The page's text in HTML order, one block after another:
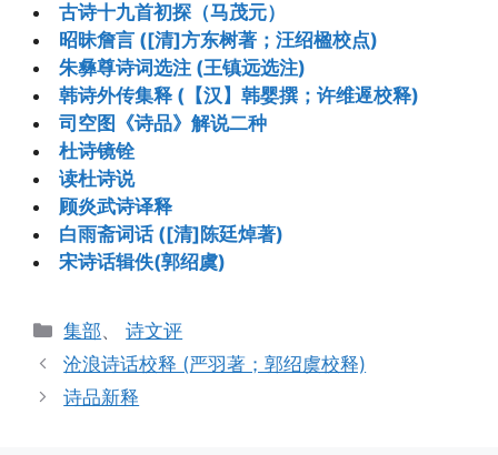
古诗十九首初探（马茂元）
昭昧詹言 ([清]方东树著；汪绍楹校点)
朱彝尊诗词选注 (王镇远选注)
韩诗外传集释 (【汉】韩婴撰；许维遟校释)
司空图《诗品》解说二种
杜诗镜铨
读杜诗说
顾炎武诗译释
白雨斋词话 ([清]陈廷焯著)
宋诗话辑佚(郭绍虞)
分
类
集部、诗文评
沧浪诗话校释 (严羽著；郭绍虞校释)
诗品新释